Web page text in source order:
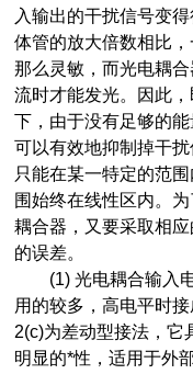
入输出的干扰信号变
体管的放大倍数相比
那么灵敏，而光电耦
流时才能发光。因此
下，由于没有足够的
可以有效地抑制掉干
只能在某一特定的范
围始终在线性区内。
耦合器，又要采取相
的误差。
(1) 光电耦合输入电
用的较多，高电平时
2(c)为差动型接法，它
明显的*性，适用于外